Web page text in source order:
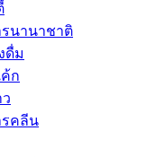
นานาชาติ
ดื่ม
ก
รคลีน